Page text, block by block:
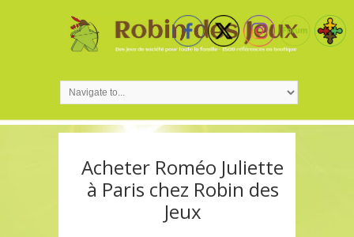
Acheter Roméo Juliette
à Paris chez Robin des
Jeux